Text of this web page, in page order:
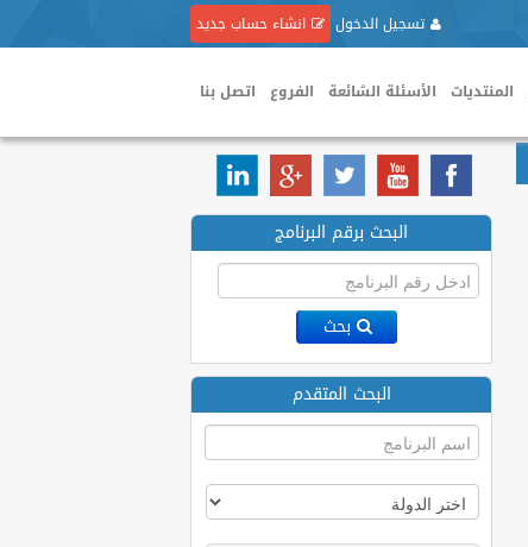
تسجيل الدخول انشاء حساب جديد
المنتديات الأسئلة الشائعة الفروع اتصل بنا
البحث برقم البرنامج
بحث
البحث المتقدم